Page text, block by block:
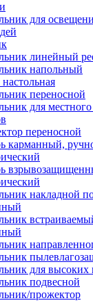
для
линейный
напольный
переносной
для
переносной
карманный,
накладной
для высоких
подвесной
прожектор